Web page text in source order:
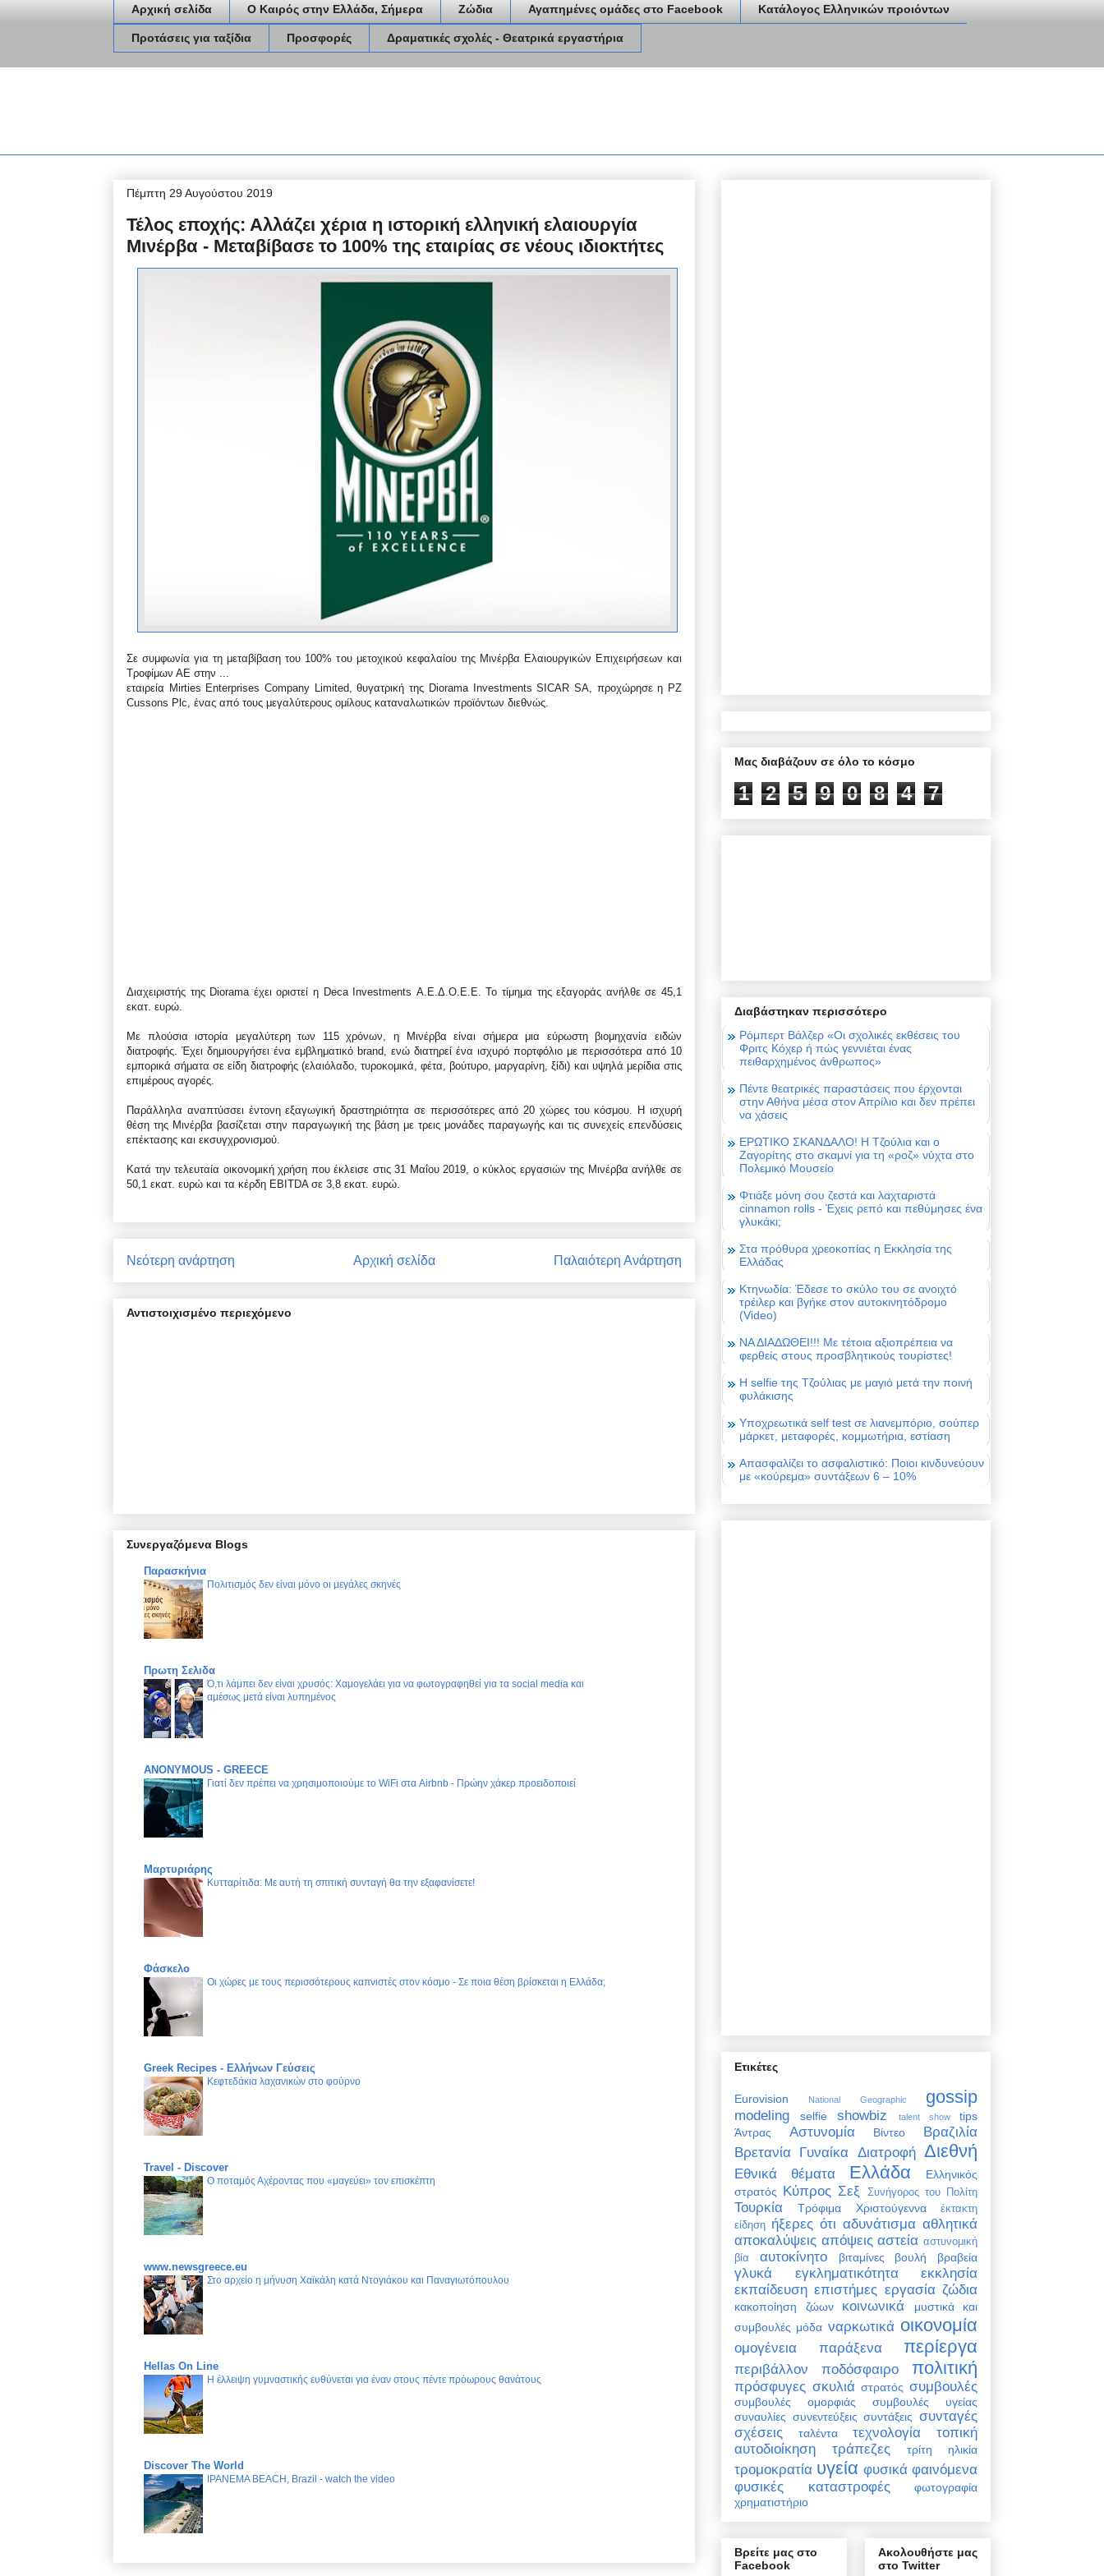
Αρχική σελίδα Ο Καιρός στην Ελλάδα, Σήμερα Ζώδια Αγαπημένες ομάδες στο Facebook Κατάλογος Ελληνικών προιόντων
Προτάσεις για ταξίδια Προσφορές Δραματικές σχολές - Θεατρικά εργαστήρια
Πέμπτη 29 Αυγούστου 2019
Τέλος εποχής: Αλλάζει χέρια η ιστορική ελληνική ελαιουργία
Μινέρβα - Μεταβίβασε το 100% της εταιρίας σε νέους ιδιοκτήτες
Σε συμφωνία για τη μεταβίβαση του 100% του μετοχικού κεφαλαίου της Μινέρβα Ελαιουργικών Επιχειρήσεων και
Τροφίμων ΑΕ στην ...
εταιρεία Mirties Enterprises Company Limited, θυγατρική της Diorama Investments SICAR SA, προχώρησε η PZ
Cussons Plc, ένας από τους μεγαλύτερους ομίλους καταναλωτικών προϊόντων διεθνώς.
Διαχειριστής της Diorama έχει οριστεί η Deca Investments Α.Ε.Δ.Ο.Ε.Ε. Το τίμημα της εξαγοράς ανήλθε σε 45,1
εκατ. ευρώ.
Με πλούσια ιστορία μεγαλύτερη των 115 χρόνων, η Μινέρβα είναι σήμερα μια εύρωστη βιομηχανία ειδών
διατροφής. Έχει δημιουργήσει ένα εμβληματικό brand, ενώ διατηρεί ένα ισχυρό πορτφόλιο με περισσότερα από 10
εμπορικά σήματα σε είδη διατροφής (ελαιόλαδο, τυροκομικά, φέτα, βούτυρο, μαργαρίνη, ξίδι) και υψηλά μερίδια στις
επιμέρους αγορές.
Παράλληλα αναπτύσσει έντονη εξαγωγική δραστηριότητα σε περισσότερες από 20 χώρες του κόσμου. Η ισχυρή
θέση της Μινέρβα βασίζεται στην παραγωγική της βάση με τρεις μονάδες παραγωγής και τις συνεχείς επενδύσεις
επέκτασης και εκσυγχρονισμού.
Κατά την τελευταία οικονομική χρήση που έκλεισε στις 31 Μαΐου 2019, ο κύκλος εργασιών της Μινέρβα ανήλθε σε
50,1 εκατ. ευρώ και τα κέρδη EBITDA σε 3,8 εκατ. ευρώ.
Νεότερη ανάρτηση Παλαιότερη Ανάρτηση
Αρχική σελίδα
Αντιστοιχισμένο περιεχόμενο
Συνεργαζόμενα Blogs
Παρασκήνια
Πολιτισμός δεν είναι μόνο οι μεγάλες σκηνές
Πρωτη Σελιδα
Ό,τι λάμπει δεν είναι χρυσός: Χαμογελάει για να φωτογραφηθεί για τα social media και
αμέσως μετά είναι λυπημένος
ANONYMOUS - GREECE
Γιατί δεν πρέπει να χρησιμοποιούμε το WiFi στα Airbnb - Πρώην χάκερ προειδοποιεί
Μαρτυριάρης
Κυτταρίτιδα: Με αυτή τη σπιτική συνταγή θα την εξαφανίσετε!
Φάσκελο
Οι χώρες με τους περισσότερους καπνιστές στον κόσμο - Σε ποια θέση βρίσκεται η Ελλάδα;
Greek Recipes - Ελλήνων Γεύσεις
Κεφτεδάκια λαχανικών στο φούρνο
Travel - Discover
Ο ποταμός Αχέροντας που «μαγεύει» τον επισκέπτη
www.newsgreece.eu
Στο αρχείο η μήνυση Χαϊκάλη κατά Ντογιάκου και Παναγιωτόπουλου
Hellas On Line
Η έλλειψη γυμναστικής ευθύνεται για έναν στους πέντε πρόωρους θανάτους
Discover The World
IPANEMA BEACH, Brazil - watch the video
Μας διαβάζουν σε όλο το κόσμο
1 2 5 9 0 8 4 7
Διαβάστηκαν περισσότερο
Ρόμπερτ Βάλζερ «Οι σχολικές εκθέσεις του
Φριτς Κόχερ ή πώς γεννιέται ένας
πειθαρχημένος άνθρωπος»
Πέντε θεατρικές παραστάσεις που έρχονται
στην Αθήνα μέσα στον Απρίλιο και δεν πρέπει
να χάσεις
ΕΡΩΤΙΚΟ ΣΚΑΝΔΑΛΟ! Η Τζούλια και ο
Ζαγορίτης στο σκαμνί για τη «ροζ» νύχτα στο
Πολεμικό Μουσείο
Φτιάξε μόνη σου ζεστά και λαχταριστά
cinnamon rolls - Έχεις ρεπό και πεθύμησες ένα
γλυκάκι;
Στα πρόθυρα χρεοκοπίας η Εκκλησία της
Ελλάδας
Κτηνωδία: Έδεσε το σκύλο του σε ανοιχτό
τρέιλερ και βγήκε στον αυτοκινητόδρομο
(Video)
ΝΑ ΔΙΑΔΩΘΕΙ!!! Με τέτοια αξιοπρέπεια να
φερθείς στους προσβλητικούς τουρίστες!
Η selfie της Τζούλιας με μαγιό μετά την ποινή
φυλάκισης
Υποχρεωτικά self test σε λιανεμπόριο, σούπερ
μάρκετ, μεταφορές, κομμωτήρια, εστίαση
Απασφαλίζει το ασφαλιστικό: Ποιοι κινδυνεύουν
με «κούρεμα» συντάξεων 6 – 10%
Ετικέτες
Eurovision National Geographic gossip
modeling selfie showbiz talent show
tips
Άντρας
Αστυνομία Βίντεο
Βραζιλία
Βρετανία Γυναίκα Διατροφή Διεθνή
Εθνικά θέματα Ελλάδα
Ελληνικός
στρατός Κύπρος Σεξ Συνήγορος του Πολίτη
Τουρκία Τρόφιμα Χριστούγεννα
έκτακτη
είδηση ήξερες ότι αδυνάτισμα αθλητικά
αποκαλύψεις απόψεις αστεία αστυνομική
βία
αυτοκίνητο βιταμίνες βουλή βραβεία
γλυκά εγκληματικότητα
εκκλησία
εκπαίδευση επιστήμες εργασία ζώδια
κακοποίηση ζώων κοινωνικά
μυστικά και
συμβουλές μόδα ναρκωτικά οικονομία
ομογένεια παράξενα περίεργα
περιβάλλον ποδόσφαιρο πολιτική
πρόσφυγες σκυλιά στρατός συμβουλές
συμβουλές ομορφιάς
συμβουλές υγείας
συναυλίες συνεντεύξεις συντάξεις συνταγές
σχέσεις
ταλέντα τεχνολογία
τοπική
αυτοδιοίκηση
τράπεζες τρίτη ηλικία
τρομοκρατία υγεία φυσικά φαινόμενα
φυσικές καταστροφές
φωτογραφία
χρηματιστήριο
Βρείτε μας στο
Facebook
Ακολουθήστε μας
στο Twitter